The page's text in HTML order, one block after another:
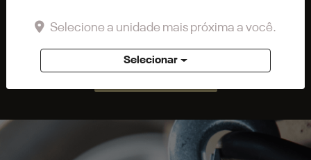
Li e aceito a
comunicações da concessionária.
Selecione a unidade mais próxima a você.
Selecionar